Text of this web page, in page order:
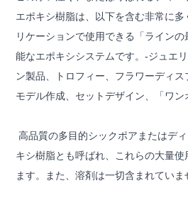
エポキシ樹脂は、以下を含む非常に
リケーションで使用できる「ライン
能なエポキシシステムです。-ジュエ
ン製品、トロフィー、フラワーディス
モデル作成、セットデザイン、「ワン
高品質の多目的シックポアまたはデ
キシ樹脂とも呼ばれ、これらの大量使
ます。また、溶剤は一切含まれていま